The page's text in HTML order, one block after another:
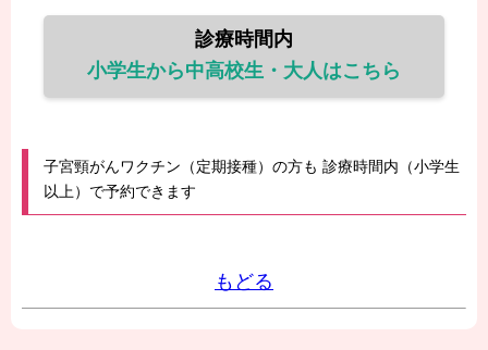
診療時間内
小学生から中高校生・大人はこちら
子宮頸がんワクチン（定期接種）の方も 診療時間内（小学生
以上）で予約できます
もどる